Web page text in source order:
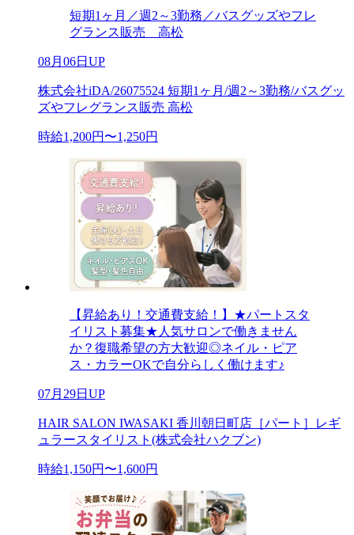
短期1ヶ月／週2～3勤務／バスグッズやフレ
グランス販売 高松
08月06日UP
株式会社iDA/26075524 短期1ヶ月/週2～3勤務/バスグッ
ズやフレグランス販売 高松
時給1,200円〜1,250円
【昇給あり！交通費支給！】★パートスタ
イリスト募集★人気サロンで働きません
か？復職希望の方大歓迎◎ネイル・ピア
ス・カラーOKで自分らしく働けます♪
07月29日UP
HAIR SALON IWASAKI 香川朝日町店［パート］レギ
ュラースタイリスト(株式会社ハクブン)
時給1,150円〜1,600円